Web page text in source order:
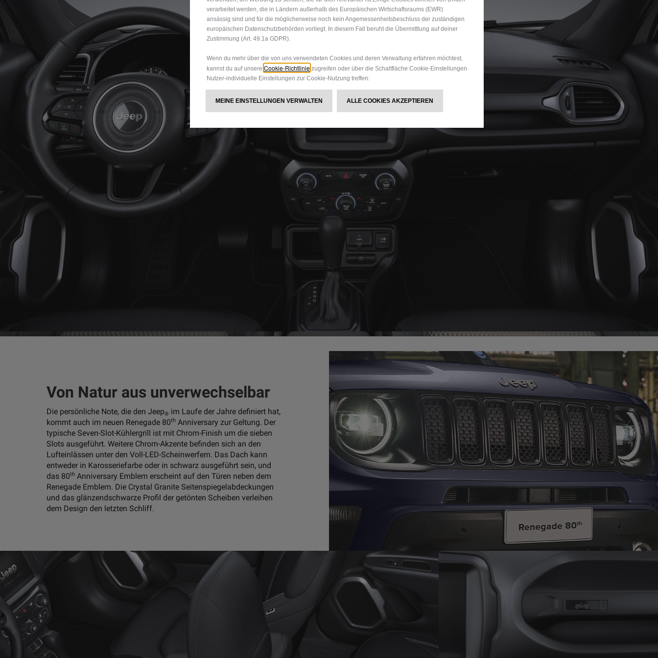
Von Natur aus unverwechselbar
Die persönliche Note, die den Jeep® im Laufe der Jahre definiert hat,
kommt auch im neuen Renegade 80th Anniversary zur Geltung. Der
typische Seven-Slot-Kühlergrill ist mit Chrom-Finish um die sieben
Slots ausgeführt. Weitere Chrom-Akzente befinden sich an den
Lufteinlässen unter den Voll-LED-Scheinwerfern. Das Dach kann
entweder in Karosseriefarbe oder in schwarz ausgeführt sein, und
das 80th Anniversary Emblem erscheint auf den Türen neben dem
Renegade Emblem. Die Crystal Granite Seitenspiegelabdeckungen
und das glänzendschwarze Profil der getönten Scheiben verleihen
dem Design den letzten Schliff.
verarbeitet werden, die in Ländern außerhalb des Europäischen Wirtschaftsraums (EWR)
ansässig sind und für die möglicherweise noch kein Angemessenheitsbeschluss der zuständigen
europäischen Datenschutzbehörden vorliegt. In diesem Fall beruht die Übermittlung auf deiner
Zustimmung (Art. 49.1a GDPR).
Wenn du mehr über die von uns verwendeten Cookies und deren Verwaltung erfahren möchtest,
kannst du auf unsere Cookie-Richtlinie zugreifen oder über die Schaltfläche Cookie-Einstellungen
Nutzer-individuelle Einstellungen zur Cookie-Nutzung treffen:
MEINE EINSTELLUNGEN VERWALTEN ALLE COOKIES AKZEPTIEREN